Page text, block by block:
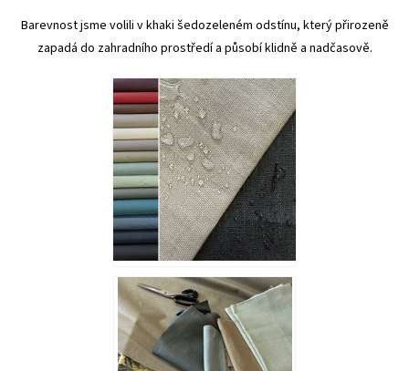
Barevnost jsme volili v khaki šedozeleném odstínu, který přirozeně
zapadá do zahradního prostředí a působí klidně a nadčasově.